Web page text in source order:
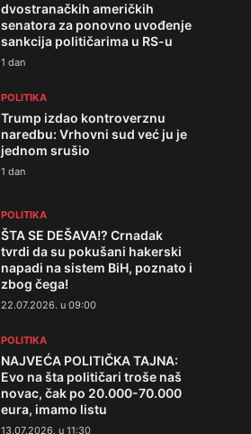
dvostranačkih američkih
senatora za ponovno uvođenje
sankcija političarima u RS-u
1 dan
POLITIKA
Trump izdao kontroverznu
naredbu: Vrhovni sud već ju je
jednom srušio
1 dan
POLITIKA
ŠTA SE DEŠAVA!? Crnadak
tvrdi da su pokušani hakerski
napadi na sistem BiH, poznato i
zbog čega!
22.07.2026. u 09:00
POLITIKA
NAJVEĆA POLITIČKA TAJNA:
Evo na šta političari troše naš
novac, čak po 20.000-70.000
eura, imamo listu
13.07.2026. u 11:30